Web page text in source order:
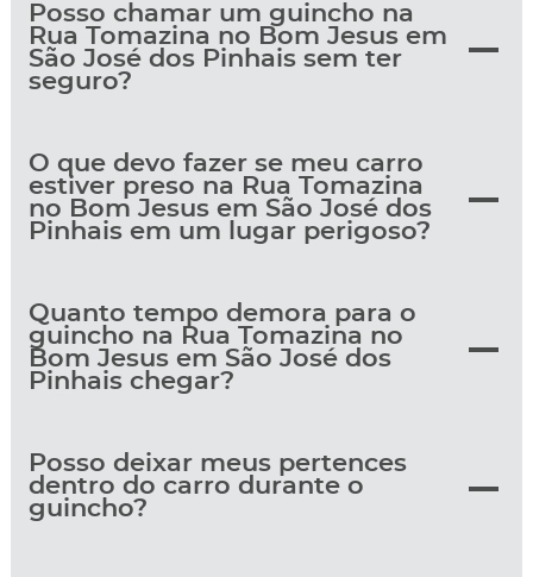
Posso chamar um guincho na
Rua Tomazina no Bom Jesus em
São José dos Pinhais sem ter
seguro?
O que devo fazer se meu carro
estiver preso na Rua Tomazina
no Bom Jesus em São José dos
Pinhais em um lugar perigoso?
Quanto tempo demora para o
guincho na Rua Tomazina no
Bom Jesus em São José dos
Pinhais chegar?
Posso deixar meus pertences
dentro do carro durante o
guincho?